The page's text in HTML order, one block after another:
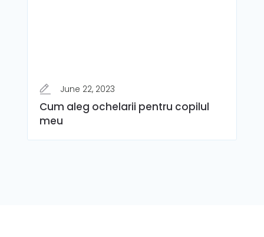
June 22, 2023
Cum aleg ochelarii pentru copilul
meu